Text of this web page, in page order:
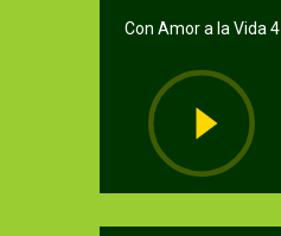
Con Amor a la Vida 4